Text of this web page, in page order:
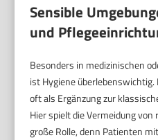
Sensible
und
Besonders in medizinischen
ist Hygiene
oft als Ergänzung zur
Hier spielt die Vermeidung
große Rolle, denn Patienten